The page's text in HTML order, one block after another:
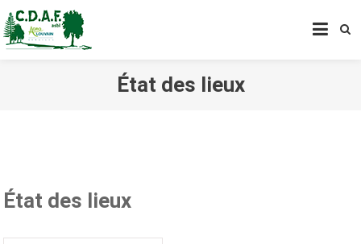
CENTRE DE DÉVELOPPEMENT
ASBL
État des lieux
État des lieux